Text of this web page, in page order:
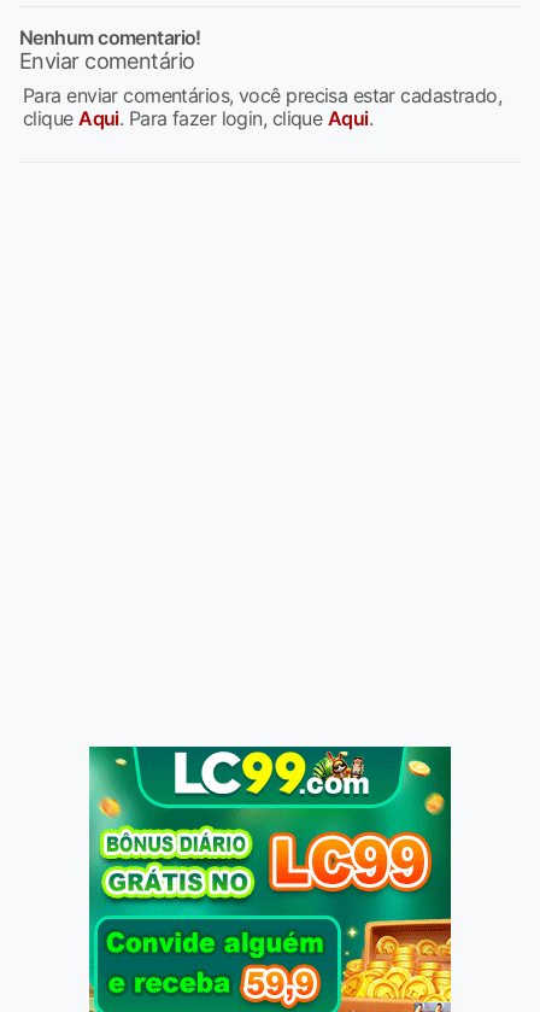
Nenhum comentario!
Enviar comentário
Para enviar comentários, você precisa estar cadastrado,
cliqueAqui. Para fazer login, clique Aqui.